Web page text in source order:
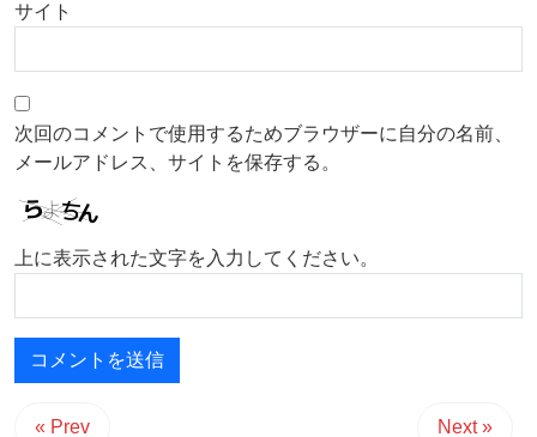
サイト
次回のコメントで使用するためブラウザーに自分の名前、
メールアドレス、サイトを保存する。
上に表示された文字を入力してください。
« Prev Next »